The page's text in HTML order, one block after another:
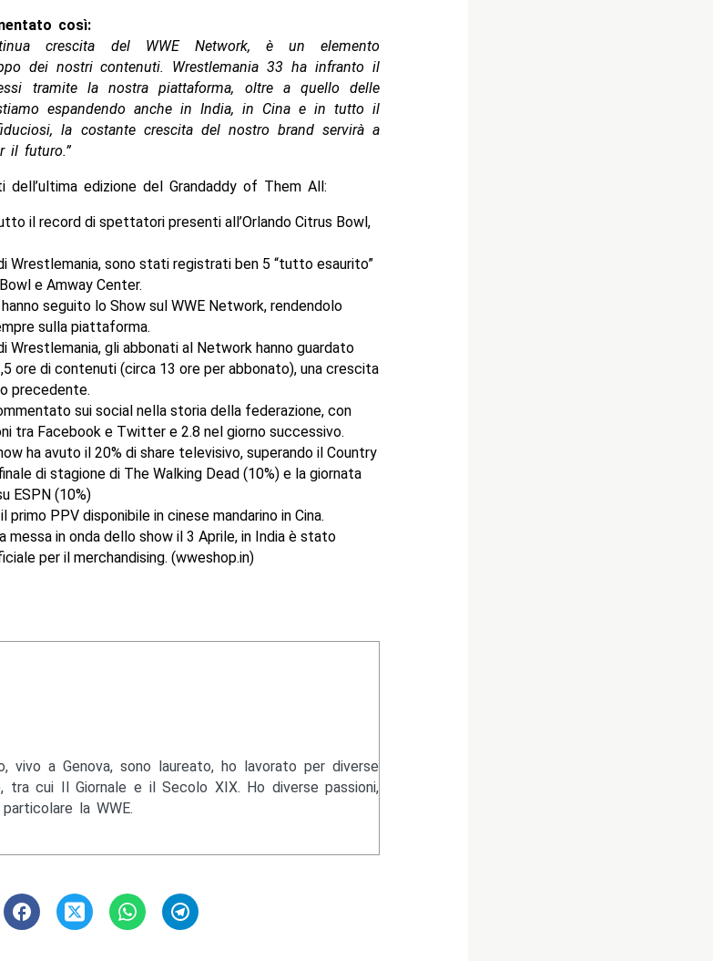
così:
crescita del WWE Network, è un elemento
dei nostri contenuti. Wrestlemania 33 ha infranto il
tramite la nostra piattaforma, oltre a quello delle
espandendo anche in India, in Cina e in tutto il
la costante crescita del nostro brand servirà a
il futuro.”
dell’ultima edizione del Grandaddy of Them All:
il record di spettatori presenti all’Orlando Citrus Bowl,
Wrestlemania, sono stati registrati ben 5 “tutto esaurito”
e Amway Center.
seguito lo Show sul WWE Network, rendendolo
sulla piattaforma.
Wrestlemania, gli abbonati al Network hanno guardato
ore di contenuti (circa 13 ore per abbonato), una crescita
precedente.
sui social nella storia della federazione, con
tra Facebook e Twitter e 2.8 nel giorno successivo.
ha avuto il 20% di share televisivo, superando il Country
di stagione di The Walking Dead (10%) e la giornata
ESPN (10%)
PPV disponibile in cinese mandarino in Cina.
messa in onda dello show il 3 Aprile, in India è stato
per il merchandising. (wweshop.in)
vivo a Genova, sono laureato, ho lavorato per diverse
tra cui Il Giornale e il Secolo XIX. Ho diverse passioni,
la WWE.